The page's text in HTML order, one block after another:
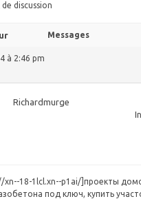
discussion
Messages
à 2:46 pm
Richardmurge
xn--18-1lcl.xn--p1ai/]проекты
под ключ, купить